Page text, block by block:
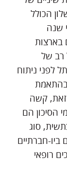
הכישלון הכולל
שנה
שתלים בארצות
רב של
לפני ניתוח
בהתאמת
זאת, קשה
הסיכון הם
סוג
ביו-חברתיים
רופאי